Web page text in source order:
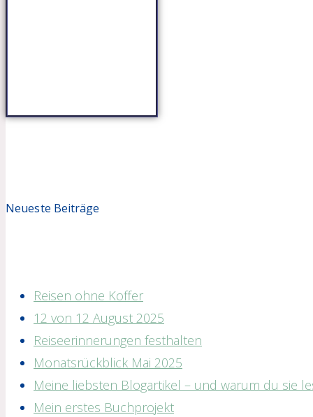
Neueste Beiträge
Reisen ohne Koffer
12 von 12 August 2025
Reiseerinnerungen festhalten
Monatsrückblick Mai 2025
Meine liebsten Blogartikel – und warum du sie
Mein erstes Buchprojekt